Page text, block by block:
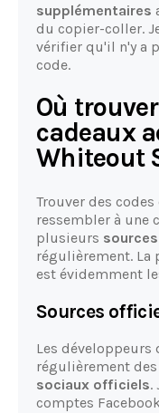
supplémentaires
du copier-coller.
vérifier qu'il n'y a
code.
Où
cadeaux
Whiteout
Trouver des
ressembler à une
plusieurs
régulièrement.
est évidemment
Sources
Les
régulièrement
sociaux officiels.
comptes